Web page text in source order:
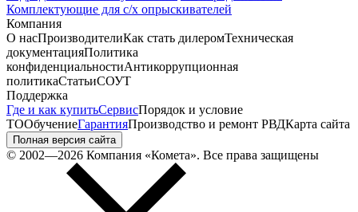
Комплектующие для с/х опрыскивателей
Компания
О насПроизводителиКак стать дилеромТехническая
документацияПолитика
конфиденциальностиАнтикоррупционная
политикаСтатьиСОУТ
Поддержка
Где и как купитьСервисПорядок и условие
ТООбучениеГарантияПроизводство и ремонт РВДКарта сайта
Полная версия сайта
© 2002—2026 Компания «Комета». Все права защищены